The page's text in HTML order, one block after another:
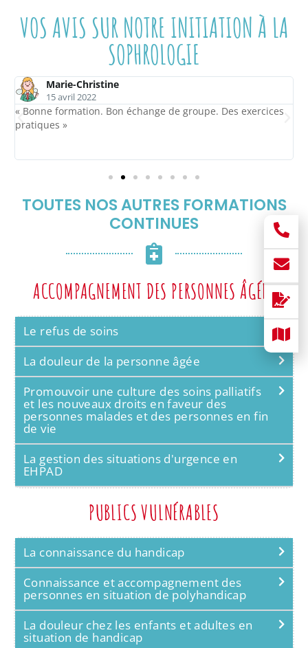
VOS AVIS SUR NOTRE INITIATION À LA
SOPHROLOGIE
Marie-Christine
15 avril 2022
« Bonne formation. Bon échange de groupe. Des exercices
pratiques »
TOUTES NOS AUTRES FORMATIONS
CONTINUES
ACCOMPAGNEMENT DES PERSONNES ÂGÉES
Le refus de soins
La douleur de la personne âgée
Promouvoir une culture des soins palliatifs
et les nouveaux droits en faveur des
personnes malades et des personnes en fin
de vie
La gestion des situations d'urgence en
EHPAD
PUBLICS VULNÉRABLES
La connaissance du handicap
Connaissance et accompagnement des
personnes en situation de polyhandicap
La douleur chez les enfants et adultes en
situation de handicap